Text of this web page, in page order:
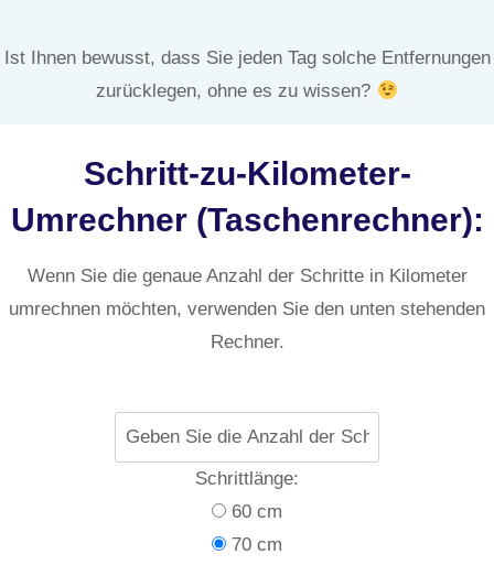
Ist Ihnen bewusst, dass Sie jeden Tag solche Entfernungen
zurücklegen, ohne es zu wissen?
Schritt-zu-Kilometer-
Umrechner (Taschenrechner):
Wenn Sie die genaue Anzahl der Schritte in Kilometer
umrechnen möchten, verwenden Sie den unten stehenden
Rechner.
Schrittlänge:
60 cm
70 cm